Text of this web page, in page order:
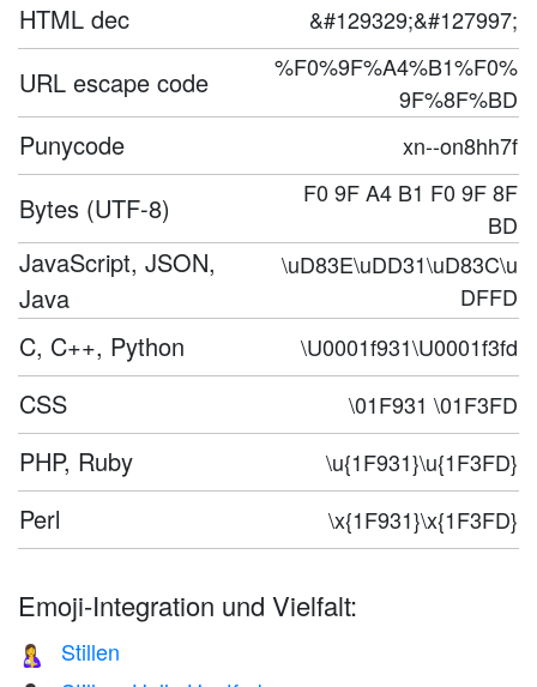
HTML dec &#129329;&#127997;
URL escape code
%F0%9F%A4%B1%F0%
9F%8F%BD
Punycode xn--on8hh7f
Bytes (UTF-8)
F0 9F A4 B1 F0 9F 8F
BD
JavaScript, JSON,
Java
\uD83E\uDD31\uD83C\u
DFFD
C, C++, Python \U0001f931\U0001f3fd
CSS \01F931 \01F3FD
PHP, Ruby \u{1F931}\u{1F3FD}
Perl \x{1F931}\x{1F3FD}
Emoji-Integration und Vielfalt:
🤱 Stillen